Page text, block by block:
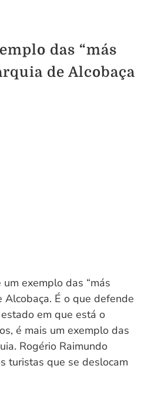
das “más
de Alcobaça
exemplo das “más
Alcobaça. É o que defende
em que está o
é mais um exemplo das
Rogério Raimundo
turistas que se deslocam